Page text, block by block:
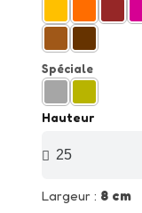
Spéciale
Hauteur
Largeur : 8 cm